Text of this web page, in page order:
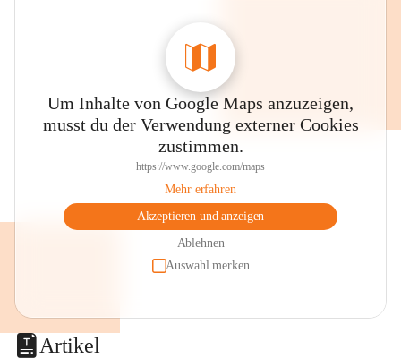
Um Inhalte von Google Maps anzuzeigen,
musst du der Verwendung externer Cookies
zustimmen.
https://www.google.com/maps
Mehr erfahren
Akzeptieren und anzeigen
Ablehnen
Auswahl merken
Artikel